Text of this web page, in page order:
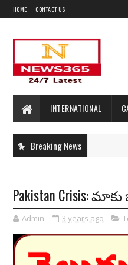
HOME CONTACT US
INTERNATIONAL
Breaking News
Pakistan
Admin 3 years ago